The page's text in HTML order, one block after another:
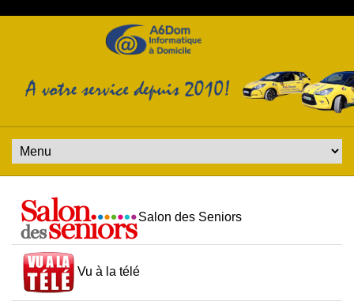
Salon des Seniors
Vu à la télé